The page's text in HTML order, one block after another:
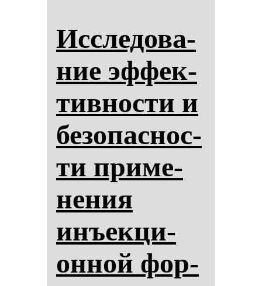
Ис­сле­до­ва­
ние эф­фек­
тив­нос­ти и
бе­зо­пас­нос­
ти при­ме­
не­ния
инъек­ци­
он­ной фор­